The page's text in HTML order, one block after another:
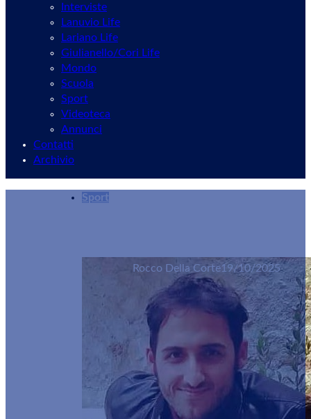
Interviste
Lanuvio Life
Lariano Life
Giulianello/Cori Life
Mondo
Scuola
Sport
Videoteca
Annunci
Contatti
Archivio
Sport
Rocco Della Corte19/10/2025